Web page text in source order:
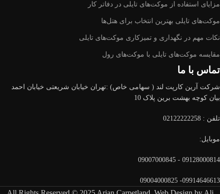
مزایای استفاده از موکت‌های تایلی در دفاتر کار
موکت‌های تایلی بهترین انتخاب برای هتل‌ها
نکات مهم در نگهداری و تمیزکاری موکت‌های تایلی
مقایسه موکت‌های تایلی با موکت‌های رول
تماس با ما
شرکت آرین کارپت لند ( سهامی خاص) :تهران خیابان شریعتی خیابان احمد
بیان کوچه بهشت برین پلاک 10
تلفن : 02122222258
موبایل:
09128000814 - 09007000845
09914646613- 09004000825